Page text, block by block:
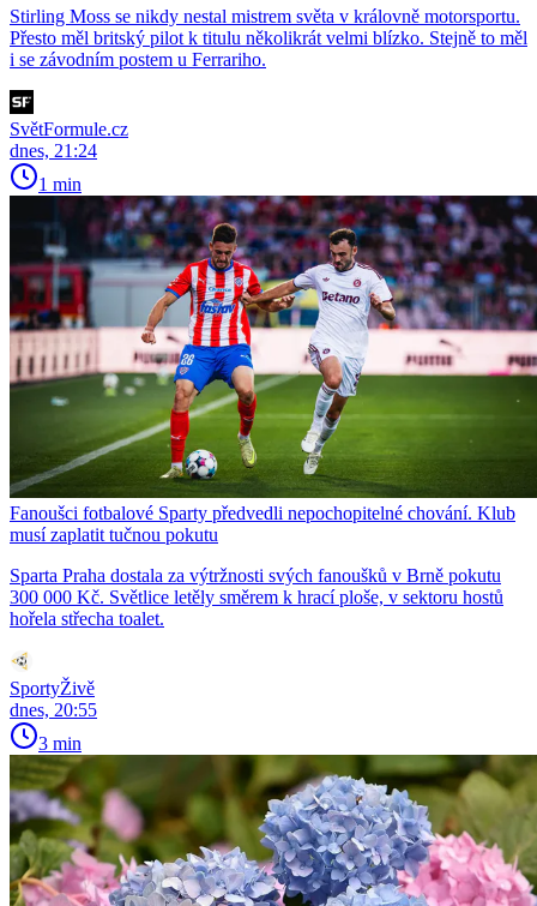
Stirling Moss se nikdy nestal mistrem světa v královně motorsportu.
Přesto měl britský pilot k titulu několikrát velmi blízko. Stejně to měl
i se závodním postem u Ferrariho.
SvětFormule.cz
dnes, 21:24
1 min
Fanoušci fotbalové Sparty předvedli nepochopitelné chování. Klub
musí zaplatit tučnou pokutu
Sparta Praha dostala za výtržnosti svých fanoušků v Brně pokutu
300 000 Kč. Světlice letěly směrem k hrací ploše, v sektoru hostů
hořela střecha toalet.
SportyŽivě
dnes, 20:55
3 min